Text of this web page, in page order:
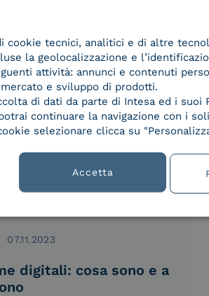
07.11.2023
digitali: cosa sono e a
cookie tecnici, analitici e di altre
la geolocalizzazione e
attività: annunci e contenuti
e sviluppo di prodotti.
di dati da parte di Intesa ed i suoi
continuare la navigazione con i
selezionare clicca su
Accetta